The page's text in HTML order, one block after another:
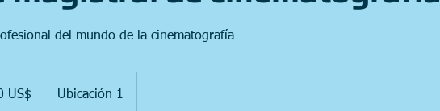
del mundo de la cinematografía
US$ Ubicación 1